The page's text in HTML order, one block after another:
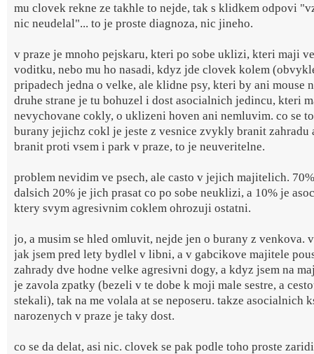
mu clovek rekne ze takhle to nejde, tak s klidkem odpovi
nic neudelal"... to je proste diagnoza, nic jineho.
v praze je mnoho pejskaru, kteri po sobe uklizi, kteri maji
voditku, nebo mu ho nasadi, kdyz jde clovek kolem
pripadech jedna o velke, ale klidne psy, kteri by ani mouse
druhe strane je tu bohuzel i dost asocialnich jedincu, kteri
nevychovane cokly, o uklizeni hoven ani nemluvim. co se
burany jejichz cokl je jeste z vesnice zvykly branit zahradu
branit proti vsem i park v praze, to je neuveritelne.
problem nevidim ve psech, ale casto v jejich majitelich.
dalsich 20% je jich prasat co po sobe neuklizi, a 10% je
ktery svym agresivnim coklem ohrozuji ostatni.
jo, a musim se hled omluvit, nejde jen o burany z venkova.
jak jsem pred lety bydlel v libni, a v gabcikove majitele
zahrady dve hodne velke agresivni dogy, a kdyz jsem na
je zavola zpatky (bezeli v te dobe k moji male sestre, a
stekali), tak na me volala at se neposeru. takze asocialnich
narozenych v praze je taky dost.
co se da delat, asi nic. clovek se pak podle toho proste